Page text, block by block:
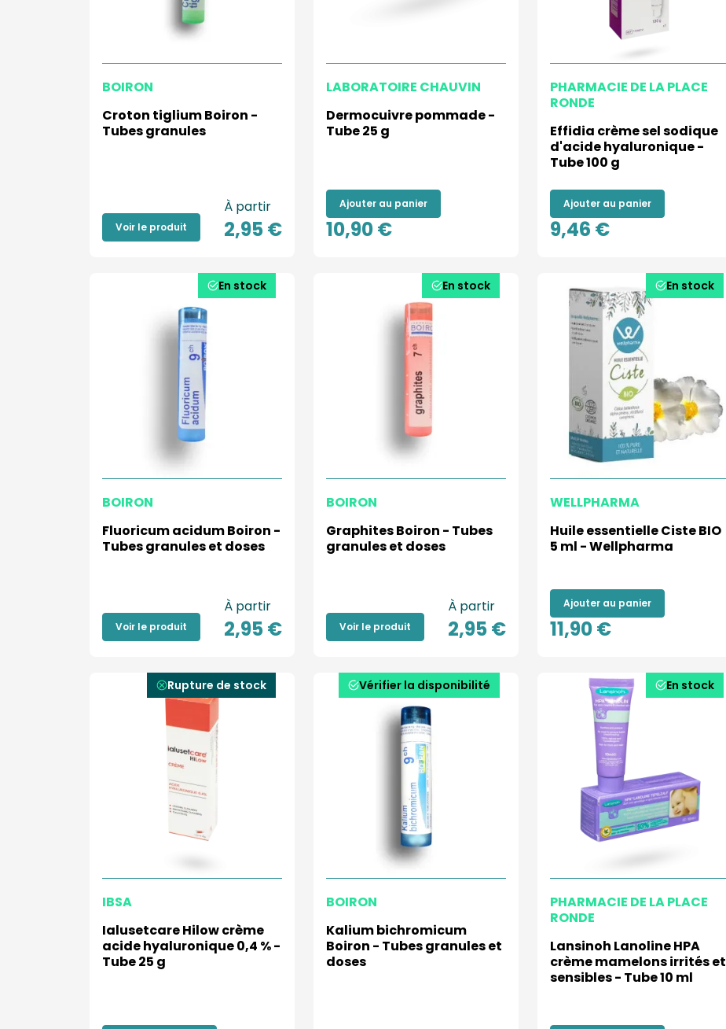
BOIRON
Croton tiglium Boiron -
Tubes granules
Voir le produit
À partir
2,95 €
LABORATOIRE CHAUVIN
Dermocuivre pommade -
Tube 25 g
Ajouter au panier
10,90 €
PHARMACIE DE LA PLACE
RONDE
Effidia crème sel sodique
d'acide hyaluronique -
Tube 100 g
Ajouter au panier
9,46 €
En stock
BOIRON
Fluoricum acidum Boiron -
Tubes granules et doses
Voir le produit
À partir
2,95 €
En stock
BOIRON
Graphites Boiron - Tubes
granules et doses
Voir le produit
À partir
2,95 €
En stock
WELLPHARMA
Huile essentielle Ciste BIO
5 ml - Wellpharma
Ajouter au panier
11,90 €
Rupture de stock
IBSA
Ialusetcare Hilow crème
acide hyaluronique 0,4 % -
Tube 25 g
Vérifier la disponibilité
BOIRON
Kalium bichromicum
Boiron - Tubes granules et
doses
En stock
PHARMACIE DE LA PLACE
RONDE
Lansinoh Lanoline HPA
crème mamelons irrités et
sensibles - Tube 10 ml